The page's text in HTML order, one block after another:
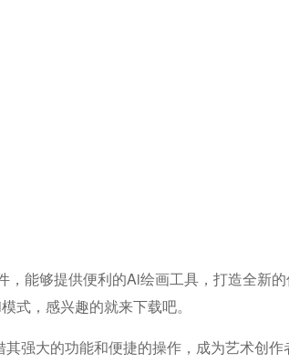
能够提供便利的ai绘画工具，打造全新
式，感兴趣的就来下载吧。
强大的功能和便捷的操作，成为艺术创